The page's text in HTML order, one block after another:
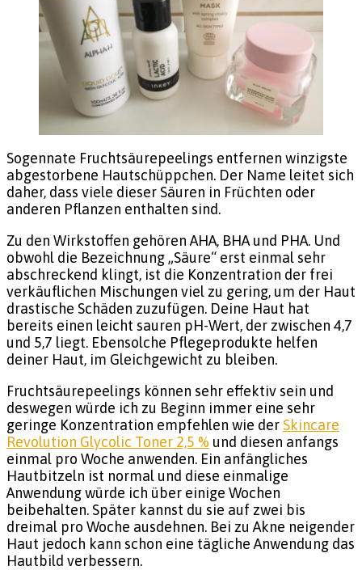
Sogennate Fruchtsäurepeelings entfernen winzigste
abgestorbene Hautschüppchen. Der Name leitet sich
daher, dass viele dieser Säuren in Früchten oder
anderen Pflanzen enthalten sind.
Zu den Wirkstoffen gehören AHA, BHA und PHA. Und
obwohl die Bezeichnung „Säure“ erst einmal sehr
abschreckend klingt, ist die Konzentration der frei
verkäuflichen Mischungen viel zu gering, um der Haut
drastische Schäden zuzufügen. Deine Haut hat
bereits einen leicht sauren pH-Wert, der zwischen 4,7
und 5,7 liegt. Ebensolche Pflegeprodukte helfen
deiner Haut, im Gleichgewicht zu bleiben.
Fruchtsäurepeelings können sehr effektiv sein und
deswegen würde ich zu Beginn immer eine sehr
geringe Konzentration empfehlen wie der Skincare
Revolution Glycolic Toner 2,5 % und diesen anfangs
einmal pro Woche anwenden. Ein anfängliches
Hautbitzeln ist normal und diese einmalige
Anwendung würde ich über einige Wochen
beibehalten. Später kannst du sie auf zwei bis
dreimal pro Woche ausdehnen. Bei zu Akne neigender
Haut jedoch kann schon eine tägliche Anwendung das
Hautbild verbessern.